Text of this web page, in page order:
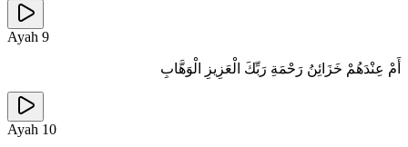
Ayah 9
أَمْ عِنْدَهُمْ خَزَائِنُ رَحْمَةِ رَبِّكَ الْعَزِيزِ الْوَهَّابِ
Ayah 10